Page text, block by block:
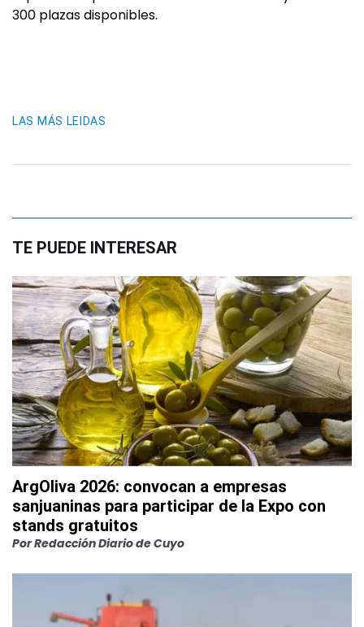
300 plazas disponibles.
LAS MÁS LEIDAS
TE PUEDE INTERESAR
ArgOliva 2026: convocan a empresas
sanjuaninas para participar de la Expo con
stands gratuitos
PorRedacción Diario de Cuyo